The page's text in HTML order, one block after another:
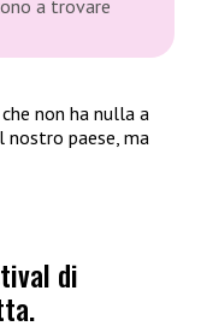
a trovare
non ha nulla a
nostro paese, ma
di